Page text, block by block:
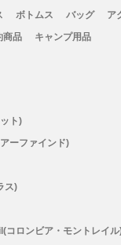
)
ンプリーワンダフル)
)
ノースフェイス)
ボトムス バッグ ア
商品 キャンプ用品
ト)
ーファインド)
ス)
ロンビア・モントレイル